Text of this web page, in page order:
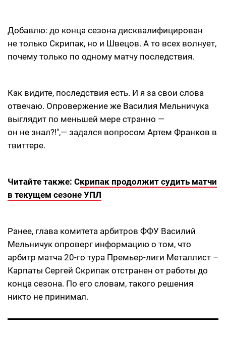
Добавлю: до конца сезона дисквалифицирован
не только Скрипак, но и Швецов. А то всех волнует,
почему только по одному матчу последствия.
Как видите, последствия есть. И я за свои слова
отвечаю. Опровержение же Василия Мельничука
выглядит по меньшей мере странно —
он не знал?!",— задался вопросом Артем Франков в
твиттере.
Читайте также: Скрипак продолжит судить матчи
в текущем сезоне УПЛ
Ранее, глава комитета арбитров ФФУ Василий
Мельничук опроверг информацию о том, что
арбитр матча 20-го тура Премьер-лиги Металлист –
Карпаты Сергей Скрипак отстранен от работы до
конца сезона. По его словам, такого решения
никто не принимал.